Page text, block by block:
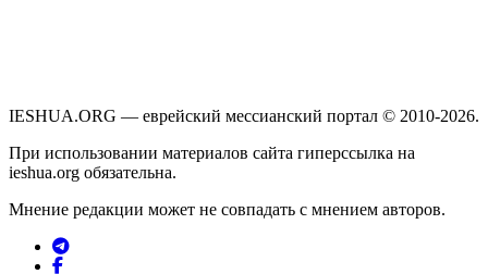
IESHUA.ORG — еврейский мессианский портал © 2010-2026.
При использовании материалов сайта гиперссылка на
ieshua.org обязательна.
Мнение редакции может не совпадать с мнением авторов.